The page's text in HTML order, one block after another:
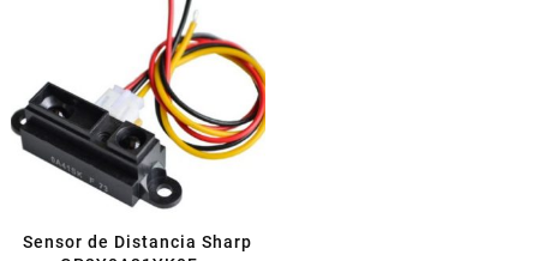
Sensor de Distancia Sharp